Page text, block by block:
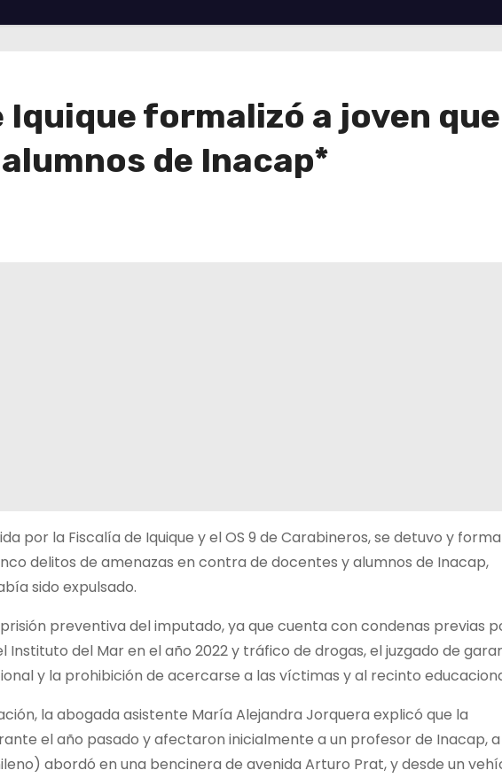
formalizó a joven
de Inacap*
por la Fiscalía de Iquique y el OS 9 de Carabineros, se detuvo y
delitos de amenazas en contra de docentes y alumnos de Inacap,
sido expulsado.
preventiva del imputado, ya que cuenta con condenas previas
Instituto del Mar en el año 2022 y tráfico de drogas, el juzgado de
y la prohibición de acercarse a las víctimas y al recinto
la abogada asistente María Alejandra Jorquera explicó que la
el año pasado y afectaron inicialmente a un profesor de Inacap, a
abordó en una bencinera de avenida Arturo Prat, y desde un